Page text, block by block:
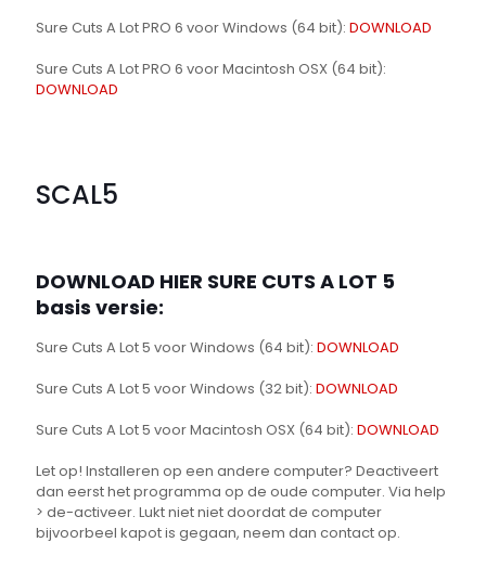
Sure Cuts A Lot PRO 6 voor Windows (64 bit): DOWNLOAD
Sure Cuts A Lot PRO 6 voor Macintosh OSX (64 bit):
DOWNLOAD
SCAL5
DOWNLOAD HIER SURE CUTS A LOT 5
basis versie:
Sure Cuts A Lot 5 voor Windows (64 bit): DOWNLOAD
Sure Cuts A Lot 5 voor Windows (32 bit): DOWNLOAD
Sure Cuts A Lot 5 voor Macintosh OSX (64 bit): DOWNLOAD
Let op! Installeren op een andere computer? Deactiveert
dan eerst het programma op de oude computer. Via help
> de-activeer. Lukt niet niet doordat de computer
bijvoorbeel kapot is gegaan, neem dan contact op.